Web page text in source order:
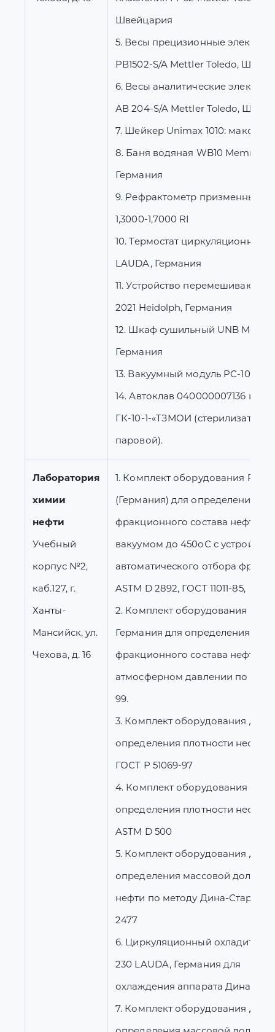
Швейцария
5. Весы прецизионные
PВ1502-S/A Mettler Toledo,
6. Весы аналитические
АВ 204-S/A Mettler Toledo,
7. Шейкер Unimax 1010: макс
8. Баня водяная WB10 Memmert,
Германия
9. Рефрактометр призменный
1,3000-1,7000 RI
10. Термостат циркуляционный
LAUDA, Германия
11. Устройство перемешивающее
2021 Heidolph, Германия
12. Шкаф сушильный UNB
Германия
13. Вакуумный модуль PC-101
14. Автоклав 040000007136 на 10
ГК-10-1-«ТЗМОИ (стерилизатор
паровой).
Лаборатория
химии
нефти
Учебный
корпус №2,
каб.127, г.
Ханты-
Мансийск, ул.
Чехова, д. 16
1. Комплект оборудования
(Германия) для определения
фракционного состава нефти
вакуумом до 450оС с
автоматического отбора
ASTM D 2892, ГОСТ 11011-85,
2. Комплект оборудования
Германия для определения
фракционного состава нефти
атмосферном давлении по ГОСТ
99.
3. Комплект оборудования для
определения плотности нефти
ГОСТ Р 51069-97
4. Комплект оборудования для
определения плотности нефти
ASTM D 500
5. Комплект оборудования для
определения массовой доли
нефти по методу Дина-Старка,
2477
6. Циркуляционный охладитель
230 LAUDA, Германия для
охлаждения аппарата Дина-
7. Комплект оборудования для